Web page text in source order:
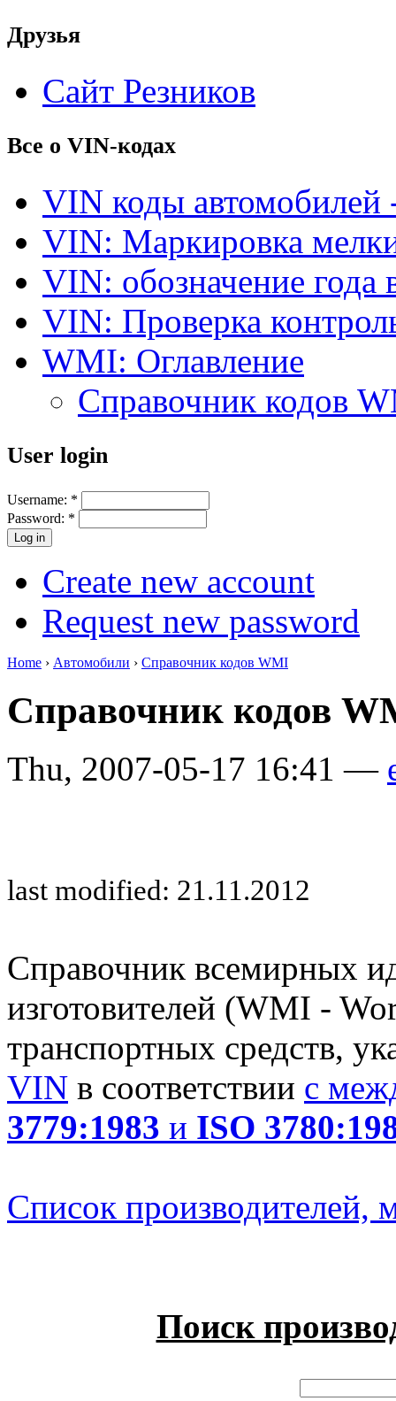
Друзья
Сайт Резников
Все о VIN-кодах
VIN коды автомобилей
VIN: Маркировка
VIN: обозначение года
VIN: Проверка
WMI: Оглавление
Справочник кодов
User login
Username: *
Password: *
Create new account
Request new password
Home › Автомобили › Справочник кодов WMI
Справочник кодов
Thu, 2007-05-17 16:41 —
last modified: 21.11.2012
Справочник всемирных
изготовителей (WMI -
транспортных средств,
VIN в соответствии с
3779:1983 и ISO
Список производителей,
Поиск